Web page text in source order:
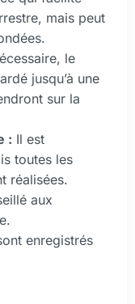
mais peut
le
jusqu’à une
sur la
: Il est
toutes les
réalisées.
aux
enregistrés